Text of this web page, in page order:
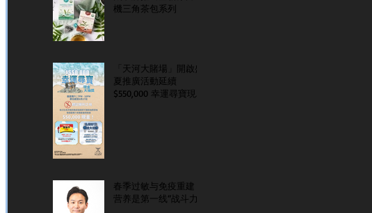
機三角茶包系列
「天河大賭場」開啟盛
夏推廣活動延續
$550,000 幸運尋寶現金
春季过敏与免疫重建：
营养是第一线“战斗力”